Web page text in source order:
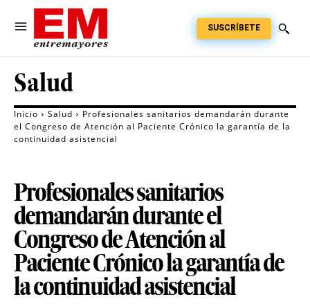
SUSCRÍBETE
Salud
Inicio Salud
Profesionales sanitarios demandarán durante
el Congreso de Atención al Paciente Crónico la garantía de la
continuidad asistencial
Profesionales sanitarios
demandarán durante el
Congreso de Atención al
Paciente Crónico la garantía de
la continuidad asistencial